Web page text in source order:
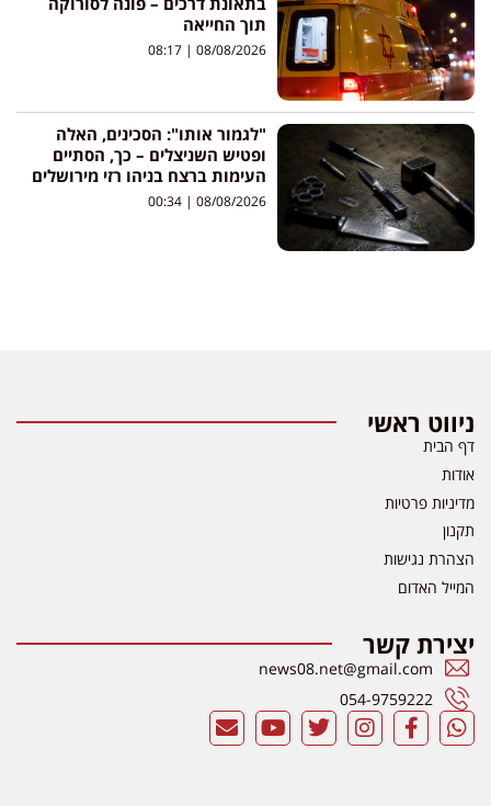
תוך החייאה
08/08/2026
"לגמור אותו": הסכינים, האלה
ופטיש השניצלים – כך, הסתיים
העימות ברצח בניהו רזי מירושלים
08/08/2026
ניווט ראשי
דף הבית
אודות
מדיניות פרטיות
תקנון
הצהרת נגישות
המייל האדום
יצירת קשר
news08.net@gmail.com
054-9759222